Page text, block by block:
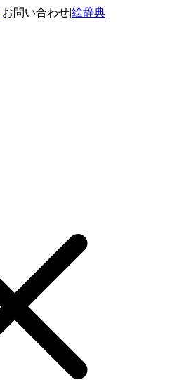
|お問い合わせ|絵辞典